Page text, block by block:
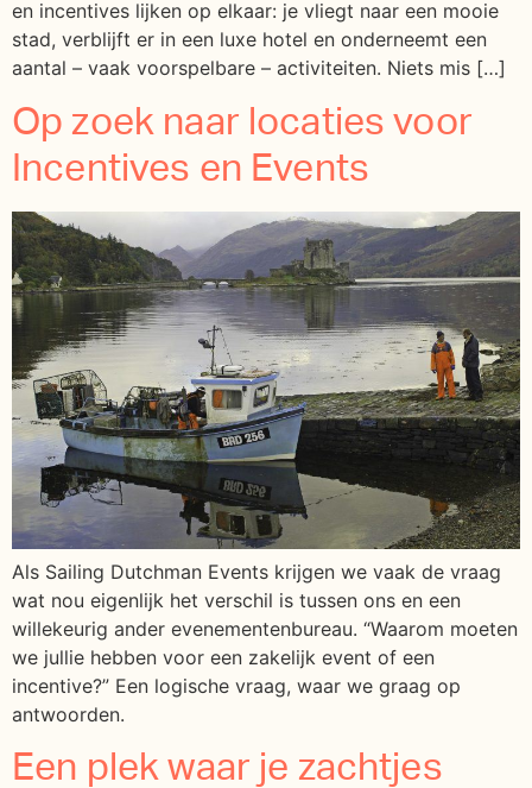
en incentives lijken op elkaar: je vliegt naar een mooie
stad, verblijft er in een luxe hotel en onderneemt een
aantal – vaak voorspelbare – activiteiten. Niets mis […]
Op zoek naar locaties voor
Incentives en Events
Als Sailing Dutchman Events krijgen we vaak de vraag
wat nou eigenlijk het verschil is tussen ons en een
willekeurig ander evenementenbureau. “Waarom moeten
we jullie hebben voor een zakelijk event of een
incentive?” Een logische vraag, waar we graag op
antwoorden.
Een plek waar je zachtjes